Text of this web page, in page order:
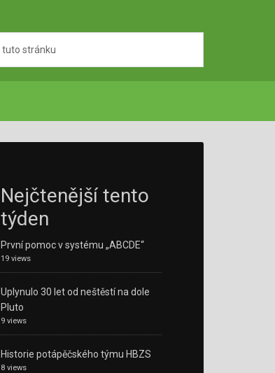
Nejčtenější tento
týden
První pomoc v systému „ABCDE“
19 views
Uplynulo 30 let od neštěstí na dole
Pluto
9 views
Historie potápěčského týmu HBZS
8 views